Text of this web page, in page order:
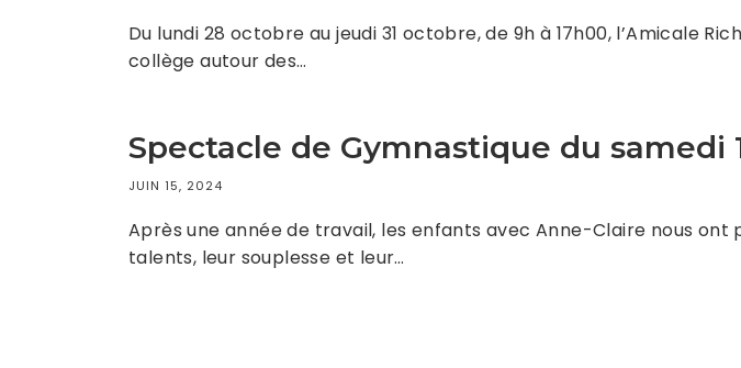
Du lundi 28 octobre au jeudi 31 octobre, de 9h à 17h00, l’Amicale
collège autour des…
Spectacle de Gymnastique du samedi
JUIN 15, 2024
Après une année de travail, les enfants avec Anne-Claire nous
talents, leur souplesse et leur…